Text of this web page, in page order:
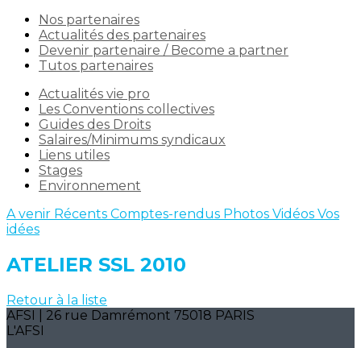
Nos partenaires
Actualités des partenaires
Devenir partenaire / Become a partner
Tutos partenaires
Actualités vie pro
Les Conventions collectives
Guides des Droits
Salaires/Minimums syndicaux
Liens utiles
Stages
Environnement
A venir Récents Comptes-rendus Photos Vidéos Vos
idées
ATELIER SSL 2010
Retour à la liste
AFSI | 26 rue Damrémont 75018 PARIS
L'AFSI